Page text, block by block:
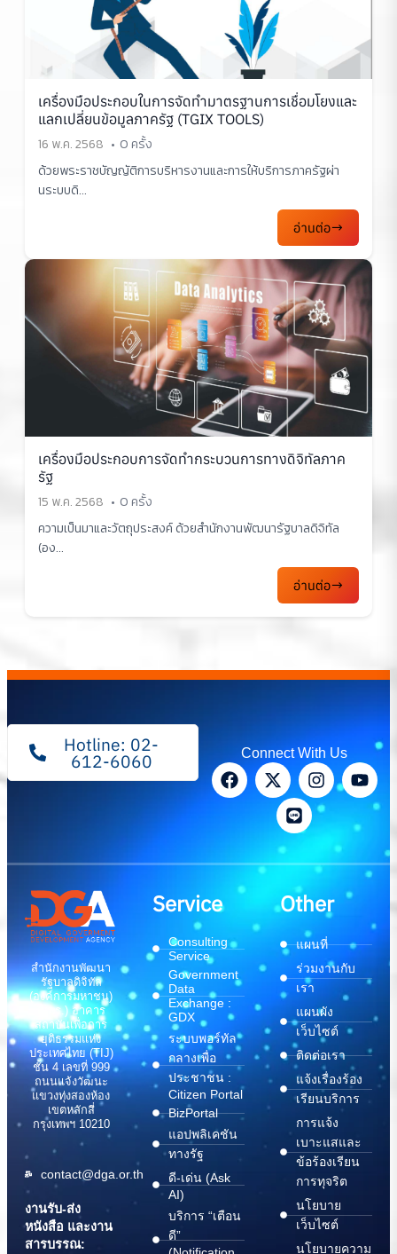
เครื่องมือประกอบในการจัดทำมาตรฐานการเชื่อมโยงและ
แลกเปลี่ยนข้อมูลภาครัฐ (TGIX TOOLS)
16 พ.ค. 2568
0 ครั้ง
ด้วยพระราชบัญญัติการบริหารงานและการให้บริการภาครัฐผ่า
นระบบดิ...
อ่านต่อ
เครื่องมือประกอบการจัดทำกระบวนการทางดิจิทัลภาค
รัฐ
15 พ.ค. 2568
0 ครั้ง
ความเป็นมาและวัตถุประสงค์ ด้วยสำนักงานพัฒนารัฐบาลดิจิทัล
(อง...
อ่านต่อ
Hotline: 02-
612-6060 Connect With Us
สำนักงานพัฒนา
รัฐบาลดิจิทัล
(องค์การมหาชน)
(สพร.) อาคาร
สถาบันเพื่อการ
ยุติธรรมแห่ง
ประเทศไทย (TIJ)
ชั้น 4 เลขที่ 999
ถนนแจ้งวัฒนะ
แขวงทุ่งสองห้อง
เขตหลักสี่
กรุงเทพฯ 10210
contact@dga.or.th
งานรับ-ส่ง
หนังสือ และงาน
สารบรรณ:
Service
Consulting
Service
Government
Data
Exchange :
GDX
ระบบพอร์ทัล
กลางเพื่อ
ประชาชน :
Citizen Portal
BizPortal
แอปพลิเคชัน
ทางรัฐ
ดี-เด่น (Ask
AI)
บริการ “เตือน
ดี”
Other
แผนที่
ร่วมงานกับ
เรา
แผนผัง
เว็บไซต์
ติดต่อเรา
แจ้งเรื่องร้อง
เรียนบริการ
การแจ้ง
เบาะแสและ
ข้อร้องเรียน
การทุจริต
นโยบาย
เว็บไซต์
นโยบายความ